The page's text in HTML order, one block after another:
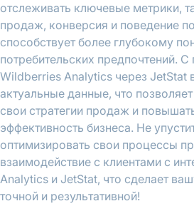
отслеживать ключевые метрики,
продаж, конверсия и поведение
способствует более глубокому
потребительских предпочтений.
Wildberries Analytics через JetStat
актуальные данные, что
свои стратегии продаж и
эффективность бизнеса. Не
оптимизировать свои процессы
взаимодействие с клиентами с
Analytics и JetStat, что сделает
точной и результативной!